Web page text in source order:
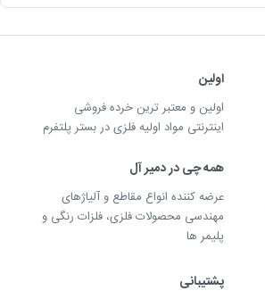
اولین
اولین و معتبر ترین خرده فروشی
اینترنتی مواد اولیه فلزی در بستر پلتفرم
همه چی در دمیر آل
عرضه کننده انواع مقاطع و آلیاژهای
مهندسی محصولات فلزی، فلزات رنگی و
پلیمر ها
پشتیبانی